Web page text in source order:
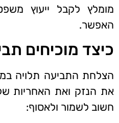
מומלץ לקבל ייעוץ
האפשר.
כיצד מוכיחים
הצלחת התביעה תלויה
את הנזק ואת האחריות
חשוב לשמור ולאסוף: